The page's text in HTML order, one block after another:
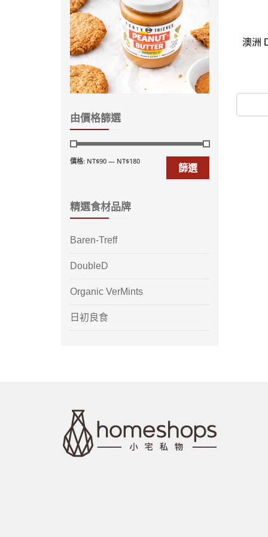
澳洲
由價格篩選
篩選
價格: NT$90 — NT$180
精選食材品牌
Baren-Treff
DoubleD
Organic VerMints
日初良食